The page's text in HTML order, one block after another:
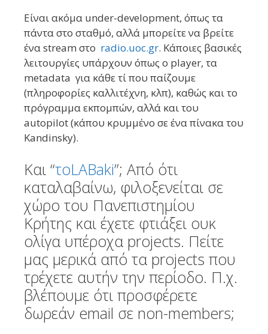
Είναι ακόμα under-development, όπως τα
πάντα στο σταθμό, αλλά μπορείτε να βρείτε
ένα stream στο radio.uoc.gr. Κάποιες βασικές
λειτουργίες υπάρχουν όπως ο player, τα
metadata για κάθε τί που παίζουμε
(πληροφορίες καλλιτέχνη, κλπ), καθώς και το
πρόγραμμα εκπομπών, αλλά και του
autopilot (κάπου κρυμμένο σε ένα πίνακα του
Kandinsky).
Και “τοLABaki”; Από ότι
καταλαβαίνω, φιλοξενείται σε
χώρο του Πανεπιστημίου
Κρήτης και έχετε φτιάξει ουκ
ολίγα υπέροχα projects. Πείτε
μας μερικά από τα projects που
τρέχετε αυτήν την περίοδο. Π.χ.
βλέπουμε ότι προσφέρετε
δωρεάν email σε non-members;